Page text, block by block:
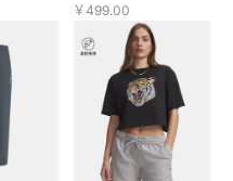
￥499.00